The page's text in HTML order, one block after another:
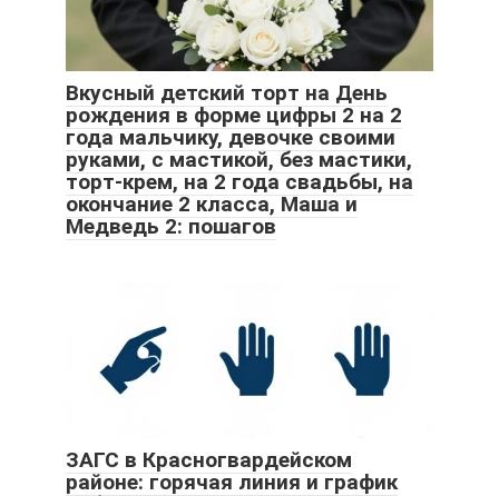
Вкусный детский торт на День
рождения в форме цифры 2 на 2
года мальчику, девочке своими
руками, с мастикой, без мастики,
торт-крем, на 2 года свадьбы, на
окончание 2 класса, Маша и
Медведь 2: пошагов
ЗАГС в Красногвардейском
районе: горячая линия и график